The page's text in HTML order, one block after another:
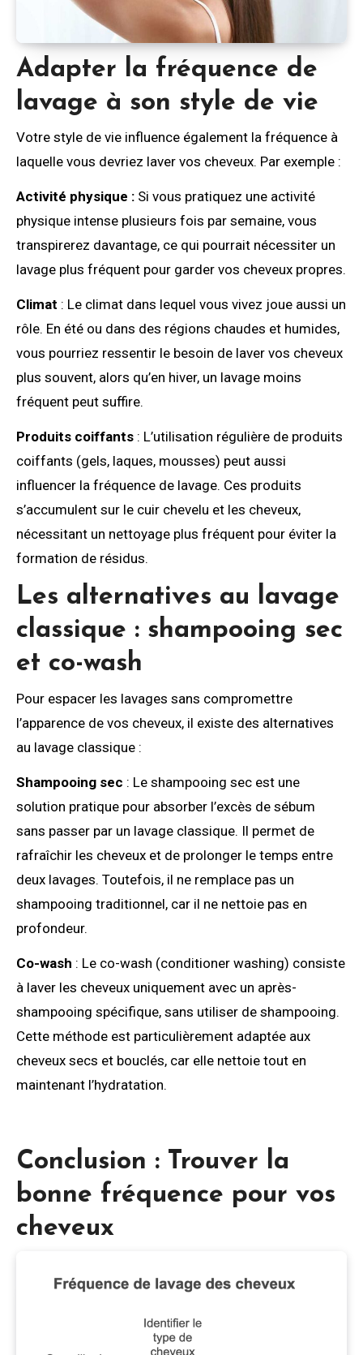
Adapter la fréquence de
lavage à son style de vie
Votre style de vie influence également la fréquence à
laquelle vous devriez laver vos cheveux. Par exemple :
Activité physique :Si vous pratiquez une activité
physique intense plusieurs fois par semaine, vous
transpirerez davantage, ce qui pourrait nécessiter un
lavage plus fréquent pour garder vos cheveux propres.
Climat : Le climat dans lequel vous vivez joue aussi un
rôle. En été ou dans des régions chaudes et humides,
vous pourriez ressentir le besoin de laver vos cheveux
plus souvent, alors qu’en hiver, un lavage moins
fréquent peut suffire.
Produits coiffants: L’utilisation régulière de produits
coiffants (gels, laques, mousses) peut aussi
influencer la fréquence de lavage. Ces produits
s’accumulent sur le cuir chevelu et les cheveux,
nécessitant un nettoyage plus fréquent pour éviter la
formation de résidus.
Les alternatives au lavage
classique : shampooing sec
et co-wash
Pour espacer les lavages sans compromettre
l’apparence de vos cheveux, il existe des alternatives
au lavage classique :
Shampooing sec : Le shampooing sec est une
solution pratique pour absorber l’excès de sébum
sans passer par un lavage classique. Il permet de
rafraîchir les cheveux et de prolonger le temps entre
deux lavages. Toutefois, il ne remplace pas un
shampooing traditionnel, car il ne nettoie pas en
profondeur.
Co-wash : Le co-wash (conditioner washing) consiste
à laver les cheveux uniquement avec un après-
shampooing spécifique, sans utiliser de shampooing.
Cette méthode est particulièrement adaptée aux
cheveux secs et bouclés, car elle nettoie tout en
maintenant l’hydratation.
Conclusion : Trouver la
bonne fréquence pour vos
cheveux